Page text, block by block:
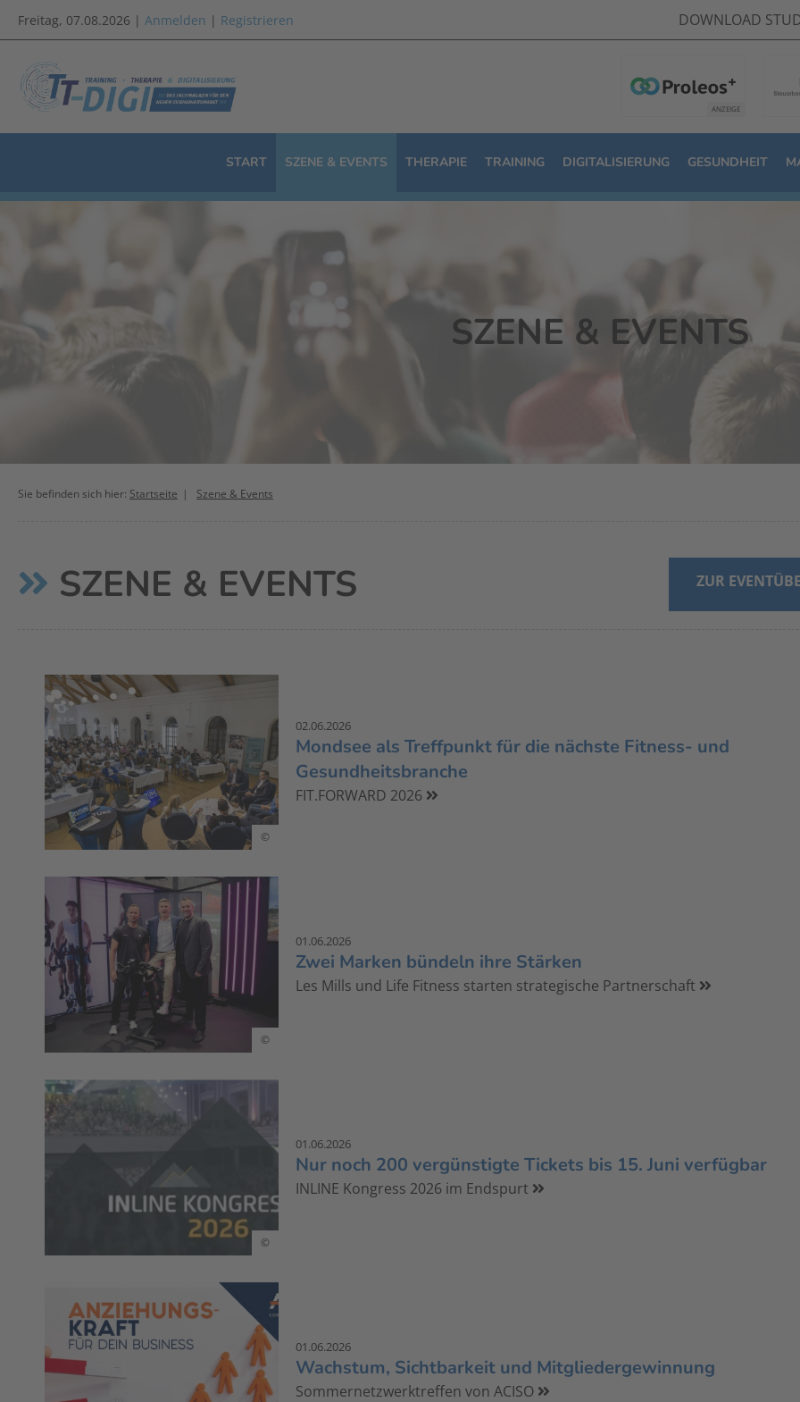
Freitag, 07.08.2026 | Anmelden | Registrieren DOWNLOAD
START SZENE & EVENTS THERAPIE TRAINING DIGITALISIERUNG GESUNDHEIT
SZENE & EVENTS
Sie befinden sich hier: Startseite Szene & Events
SZENE & EVENTS ZUR
©
02.06.2026
Mondsee als Treffpunkt für die nächste Fitness- und
Gesundheitsbranche
FIT.FORWARD 2026
©
01.06.2026
Zwei Marken bündeln ihre Stärken
Les Mills und Life Fitness starten strategische Partnerschaft
©
01.06.2026
Nur noch 200 vergünstigte Tickets bis 15. Juni verfügbar
INLINE Kongress 2026 im Endspurt
01.06.2026
Wachstum, Sichtbarkeit und Mitgliedergewinnung
Sommernetzwerktreffen von ACISO